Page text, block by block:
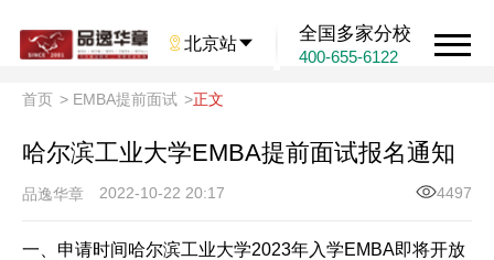
北京站 全国多家分校
400-655-6122
首页 > EMBA提前面试 >正文
哈尔滨工业大学EMBA提前面试报名通知
品逸华章 2022-10-22 20:17 4497
一、申请时间哈尔滨工业大学2023年入学EMBA即将开放